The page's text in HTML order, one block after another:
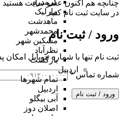
چنانچه هم‌ اکنون عضو سایت هستید
در سایت ثبت نام کنید
ورود / ثبت نام
ثبت نام تنها با شماره موبایل امکان
شماره تماس*
ورود / ثبت نام
گرمدره
مارلیک
ماهدشت
محمدشهر
مشکین شهر
نظرآباد
بازگشت
اردبیل
تمام شهر‌ها
اردبیل
آبی بیگلو
اصلان دوز